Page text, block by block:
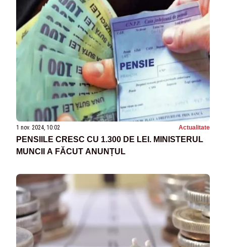
1 nov. 2024, 10:02 Actualitate
PENSIILE CRESC CU 1.300 DE LEI. MINISTERUL
MUNCII A FĂCUT ANUNȚUL